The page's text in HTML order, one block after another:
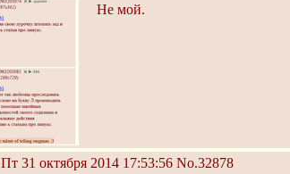
Не мой.
Пт 31 октября 2014 17:53:56 No.32878